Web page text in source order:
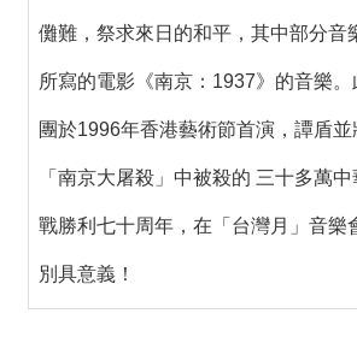
儺難，祭求來日的和平，其中部分音
所寫的電影《南京：1937》的音樂
團於1996年香港藝術節首演，譚盾
「南京大屠殺」中被殺的 三十多萬
戰勝利七十周年，在「台灣月」音樂
別具意義！